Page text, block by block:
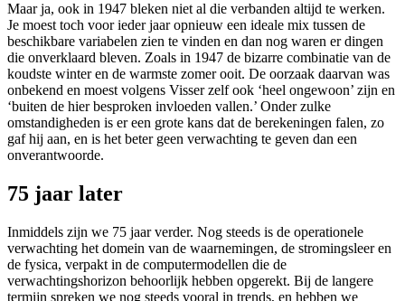
Maar ja, ook in 1947 bleken niet al die verbanden altijd te werken.
Je moest toch voor ieder jaar opnieuw een ideale mix tussen de
beschikbare variabelen zien te vinden en dan nog waren er dingen
die onverklaard bleven. Zoals in 1947 de bizarre combinatie van de
koudste winter en de warmste zomer ooit. De oorzaak daarvan was
onbekend en moest volgens Visser zelf ook ‘heel ongewoon’ zijn en
‘buiten de hier besproken invloeden vallen.’ Onder zulke
omstandigheden is er een grote kans dat de berekeningen falen, zo
gaf hij aan, en is het beter geen verwachting te geven dan een
onverantwoorde.
75 jaar later
Inmiddels zijn we 75 jaar verder. Nog steeds is de operationele
verwachting het domein van de waarnemingen, de stromingsleer en
de fysica, verpakt in de computermodellen die de
verwachtingshorizon behoorlijk hebben opgerekt. Bij de langere
termijn spreken we nog steeds vooral in trends, en hebben we